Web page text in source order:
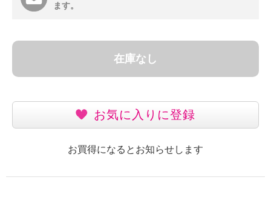
ます。
在庫なし
お気に入りに登録
お買得になるとお知らせします